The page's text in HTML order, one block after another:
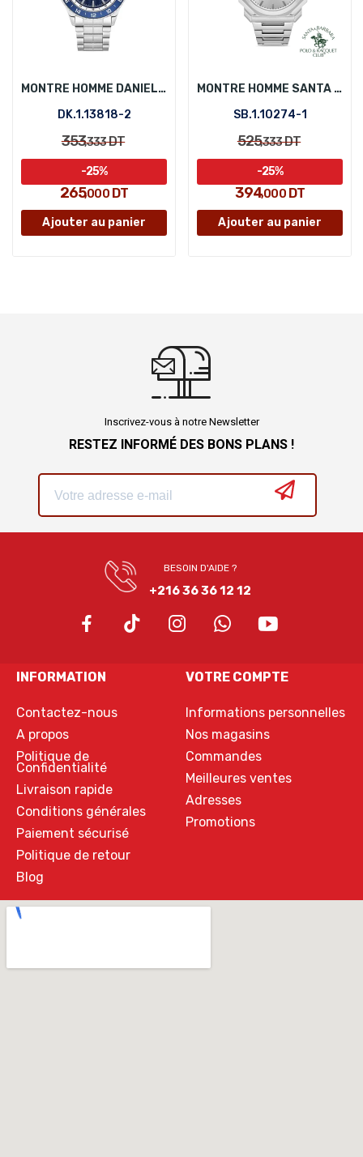
MONTRE HOMME DANIEL KLEIN DK.1.13818-2
DK.1.13818-2
353,333DT
265,000DT
-25%
Ajouter au panier
MONTRE HOMME SANTA BARBARA POLO SB.1.10274-1
SB.1.10274-1
525,333DT
394,000DT
-25%
Ajouter au panier
Inscrivez-vous à notre Newsletter
RESTEZ INFORMÉ DES BONS PLANS !
BESOIN D'AIDE ?
+216 36 36 12 12
INFORMATION
Contactez-nous
A propos
Politique de
Confidentialité
Livraison rapide
Conditions générales
Paiement sécurisé
Politique de retour
Blog
VOTRE COMPTE
Informations personnelles
Nos magasins
Commandes
Meilleures ventes
Adresses
Promotions